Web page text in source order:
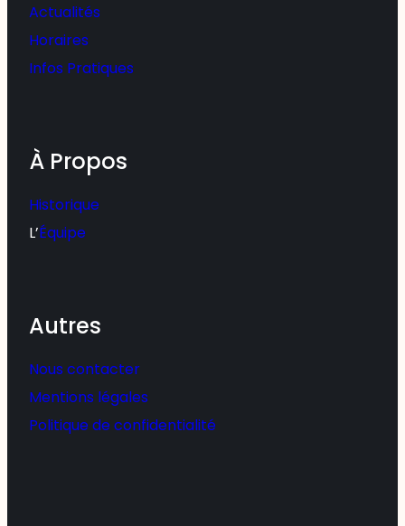
Actualités
Horaires
Infos Pratiques
À Propos
Historique
L’Équipe
Autres
Nous contacter
Mentions légales
Politique de confidentialité